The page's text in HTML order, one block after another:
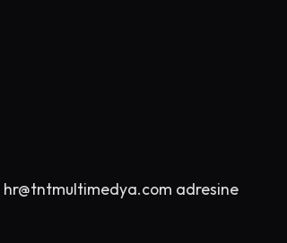
hr@tntmultimedya.com adresine